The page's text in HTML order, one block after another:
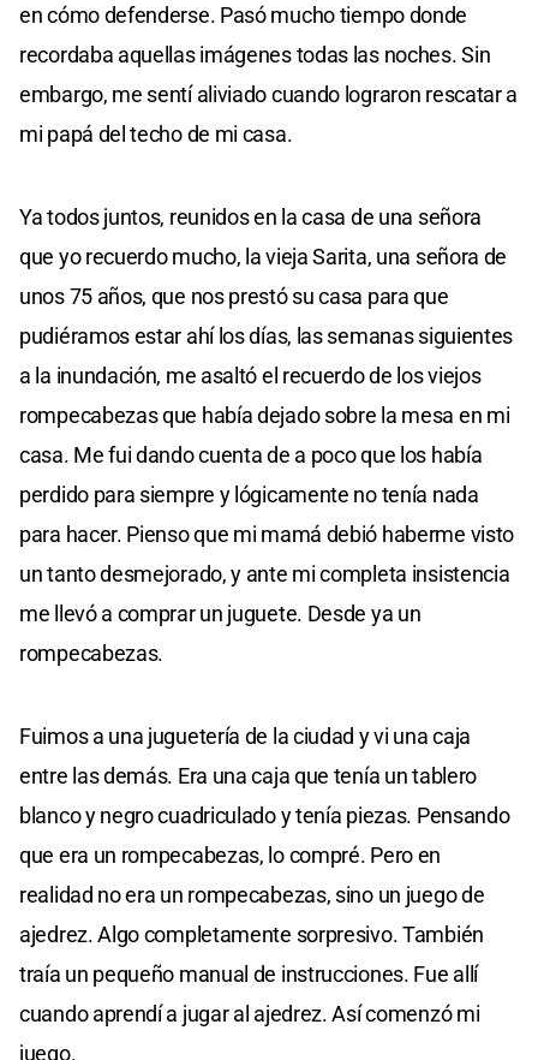
en cómo defenderse. Pasó mucho tiempo donde
recordaba aquellas imágenes todas las noches. Sin
embargo, me sentí aliviado cuando lograron rescatar a
mi papá del techo de mi casa.
Ya todos juntos, reunidos en la casa de una señora
que yo recuerdo mucho, la vieja Sarita, una señora de
unos 75 años, que nos prestó su casa para que
pudiéramos estar ahí los días, las semanas siguientes
a la inundación, me asaltó el recuerdo de los viejos
rompecabezas que había dejado sobre la mesa en mi
casa. Me fui dando cuenta de a poco que los había
perdido para siempre y lógicamente no tenía nada
para hacer. Pienso que mi mamá debió haberme visto
un tanto desmejorado, y ante mi completa insistencia
me llevó a comprar un juguete. Desde ya un
rompecabezas.
Fuimos a una juguetería de la ciudad y vi una caja
entre las demás. Era una caja que tenía un tablero
blanco y negro cuadriculado y tenía piezas. Pensando
que era un rompecabezas, lo compré. Pero en
realidad no era un rompecabezas, sino un juego de
ajedrez. Algo completamente sorpresivo. También
traía un pequeño manual de instrucciones. Fue allí
cuando aprendí a jugar al ajedrez. Así comenzó mi
juego.